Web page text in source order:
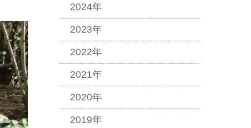
2024年
2023年
2022年
2021年
2020年
2019年